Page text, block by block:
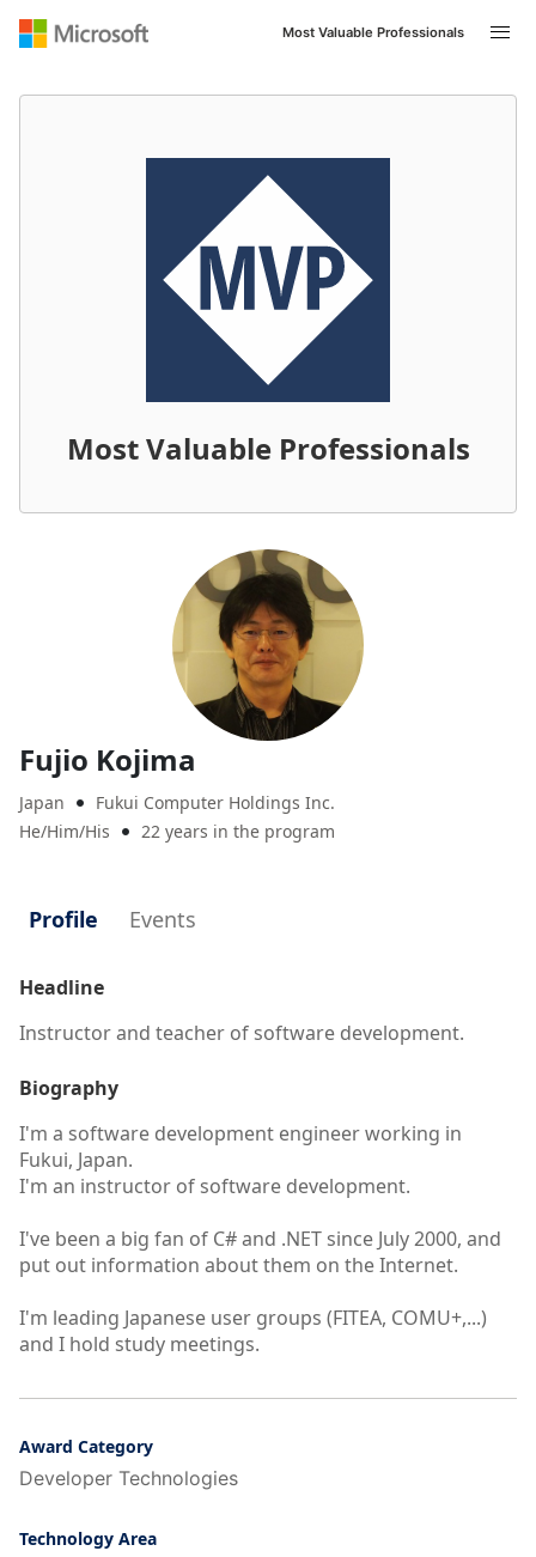
Most Valuable Professionals
Most Valuable Professionals
Fujio Kojima
Japan 
Fukui Computer Holdings Inc.
He/Him/His
 22 years in the program
Profile Events
Headline
Instructor and teacher of software development.
Biography
I'm a software development engineer working in
Fukui, Japan.
I'm an instructor of software development.
I've been a big fan of C# and .NET since July 2000, and
put out information about them on the Internet.
I'm leading Japanese user groups (FITEA, COMU+,...)
and I hold study meetings.
Award Category
Developer Technologies
Technology Area